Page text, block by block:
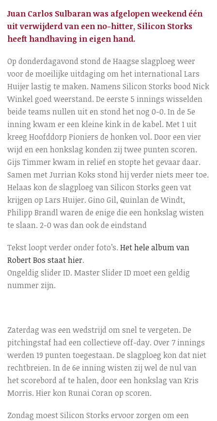
Juan Carlos Sulbaran was afgelopen weekend één
uit verwijderd van een no-hitter, Silicon Storks
heeft handhaving in eigen hand.
Op donderdagavond stond de Haagse slagploeg weer
voor de moeilijke uitdaging om het international Lars
Huijer lastig te maken. Namens Silicon Storks bood Nick
Winkel goed weerstand. De eerste 5 innings wisselden
beide teams nullen uit en stond het nog 0-0. In de 5e
inning kwam er een kleine kink in de kabel. Met 1 uit
kreeg Hoofddorp Pioniers de honken vol. Door een vier
wijd en een honkslag konden zij twee punten scoren.
Gijs Timmer kwam in relief en stopte het gevaar daar.
Samen met Jurrian Koks stond hij verder niets meer toe.
Helaas kon de slagploeg van Silicon Storks geen vat
krijgen op Lars Huijer. Gino Gil, Quinlan de Windt,
Philipp Brandl waren de enige die een honkslag wisten
te slaan. 2-0 was dan ook de eindstand
Tekst loopt verder onder foto’s. Het hele album van
Robert Bos staat hier.
Ongeldig slider ID. Master Slider ID moet een geldig
nummer zijn.
Zaterdag was een wedstrijd om snel te vergeten. De
pitchingstaf had een collectieve off-day. Over 7 innings
werden 19 punten toegestaan. De slagploeg kon dat niet
rechtbreien. In de 6e inning wisten zij wel de nul van
het scorebord af te halen, door een honkslag van Kris
Morris. Hier kon Runai Coran op scoren.
Zondag moest Silicon Storks ervoor zorgen om een